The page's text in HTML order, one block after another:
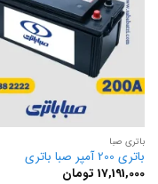
باتری صبا
باتری 200 آمپر صبا باتری
17,191,000 تومان